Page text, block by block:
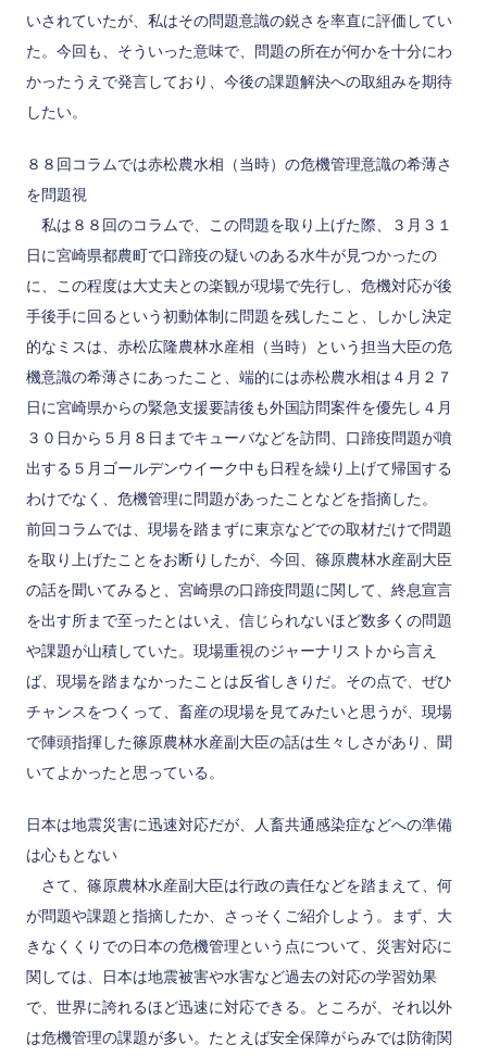
いされていたが、私はその問題意識の鋭さを率直に評価してい
た。今回も、そういった意味で、問題の所在が何かを十分にわ
かったうえで発言しており、今後の課題解決への取組みを期待
したい。
８８回コラムでは赤松農水相（当時）の危機管理意識の希薄さ
を問題視
私は８８回のコラムで、この問題を取り上げた際、３月３１
日に宮崎県都農町で口蹄疫の疑いのある水牛が見つかったの
に、この程度は大丈夫との楽観が現場で先行し、危機対応が後
手後手に回るという初動体制に問題を残したこと、しかし決定
的なミスは、赤松広隆農林水産相（当時）という担当大臣の危
機意識の希薄さにあったこと、端的には赤松農水相は４月２７
日に宮崎県からの緊急支援要請後も外国訪問案件を優先し４月
３０日から５月８日までキューバなどを訪問、口蹄疫問題が噴
出する５月ゴールデンウイーク中も日程を繰り上げて帰国する
わけでなく、危機管理に問題があったことなどを指摘した。
前回コラムでは、現場を踏まずに東京などでの取材だけで問題
を取り上げたことをお断りしたが、今回、篠原農林水産副大臣
の話を聞いてみると、宮崎県の口蹄疫問題に関して、終息宣言
を出す所まで至ったとはいえ、信じられないほど数多くの問題
や課題が山積していた。現場重視のジャーナリストから言え
ば、現場を踏まなかったことは反省しきりだ。その点で、ぜひ
チャンスをつくって、畜産の現場を見てみたいと思うが、現場
で陣頭指揮した篠原農林水産副大臣の話は生々しさがあり、聞
いてよかったと思っている。
日本は地震災害に迅速対応だが、人畜共通感染症などへの準備
は心もとない
さて、篠原農林水産副大臣は行政の責任などを踏まえて、何
が問題や課題と指摘したか、さっそくご紹介しよう。まず、大
きなくくりでの日本の危機管理という点について、災害対応に
関しては、日本は地震被害や水害など過去の対応の学習効果
で、世界に誇れるほど迅速に対応できる。ところが、それ以外
は危機管理の課題が多い。たとえば安全保障がらみでは防衛関